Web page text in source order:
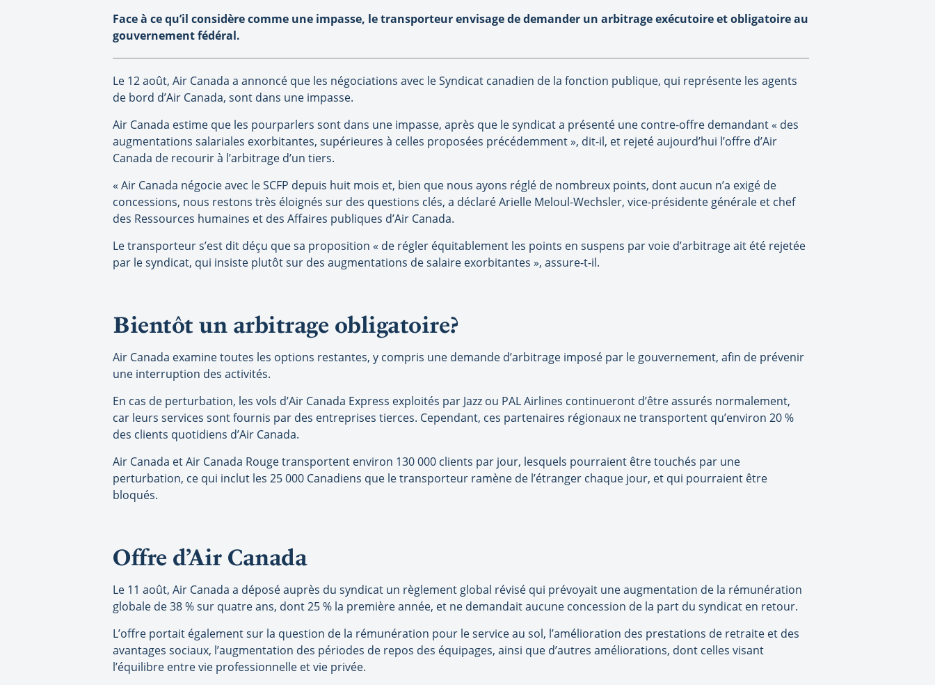
Face à ce qu’il considère comme une impasse, le transporteur envisage de demander un arbitrage exécutoire et obligatoire au
gouvernement fédéral.
Le 12 août, Air Canada a annoncé que les négociations avec le Syndicat canadien de la fonction publique, qui représente les agents
de bord d’Air Canada, sont dans une impasse.
Air Canada estime que les pourparlers sont dans une impasse, après que le syndicat a présenté une contre-offre demandant « des
augmentations salariales exorbitantes, supérieures à celles proposées précédemment », dit-il, et rejeté aujourd’hui l’offre d’Air
Canada de recourir à l’arbitrage d’un tiers.
« Air Canada négocie avec le SCFP depuis huit mois et, bien que nous ayons réglé de nombreux points, dont aucun n’a exigé de
concessions, nous restons très éloignés sur des questions clés, a déclaré Arielle Meloul-Wechsler, vice-présidente générale et chef
des Ressources humaines et des Affaires publiques d’Air Canada.
Le transporteur s’est dit déçu que sa proposition « de régler équitablement les points en suspens par voie d’arbitrage ait été rejetée
par le syndicat, qui insiste plutôt sur des augmentations de salaire exorbitantes », assure-t-il.
Bientôt un arbitrage obligatoire?
Air Canada examine toutes les options restantes, y compris une demande d’arbitrage imposé par le gouvernement, afin de prévenir
une interruption des activités.
En cas de perturbation, les vols d’Air Canada Express exploités par Jazz ou PAL Airlines continueront d’être assurés normalement,
car leurs services sont fournis par des entreprises tierces. Cependant, ces partenaires régionaux ne transportent qu’environ 20 %
des clients quotidiens d’Air Canada.
Air Canada et Air Canada Rouge transportent environ 130 000 clients par jour, lesquels pourraient être touchés par une
perturbation, ce qui inclut les 25 000 Canadiens que le transporteur ramène de l’étranger chaque jour, et qui pourraient être
bloqués.
Offre d’Air Canada
Le 11 août, Air Canada a déposé auprès du syndicat un règlement global révisé qui prévoyait une augmentation de la rémunération
globale de 38 % sur quatre ans, dont 25 % la première année, et ne demandait aucune concession de la part du syndicat en retour.
L’offre portait également sur la question de la rémunération pour le service au sol, l’amélioration des prestations de retraite et des
avantages sociaux, l’augmentation des périodes de repos des équipages, ainsi que d’autres améliorations, dont celles visant
l’équilibre entre vie professionnelle et vie privée.